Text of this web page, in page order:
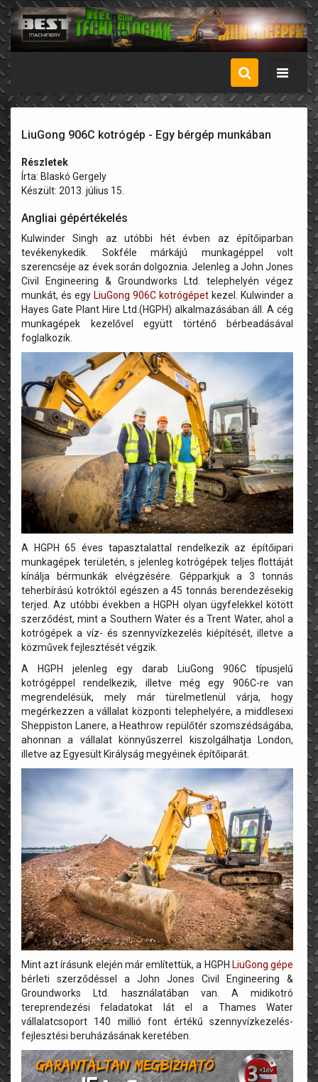
Menü
LiuGong 906C kotrógép - Egy bérgép munkában
Részletek
Írta: Blaskó Gergely
Készült: 2013. július 15.
Angliai gépértékelés
Kulwinder Singh az utóbbi hét évben az építőiparban
tevékenykedik. Sokféle márkájú munkagéppel volt
szerencséje az évek során dolgoznia. Jelenleg a John Jones
Civil Engineering & Groundworks Ltd. telephelyén végez
munkát, és egy LiuGong 906C kotrógépet kezel. Kulwinder a
Hayes Gate Plant Hire Ltd.(HGPH) alkalmazásában áll. A cég
munkagépek kezelővel együtt történő bérbeadásával
foglalkozik.
A HGPH 65 éves tapasztalattal rendelkezik az építőipari
munkagépek területén, s jelenleg kotrógépek teljes flottáját
kínálja bérmunkák elvégzésére. Gépparkjuk a 3 tonnás
teherbírású kotróktól egészen a 45 tonnás berendezésekig
terjed. Az utóbbi években a HGPH olyan ügyfelekkel kötött
szerződést, mint a Southern Water és a Trent Water, ahol a
kotrógépek a víz- és szennyvízkezelés kiépítését, illetve a
közművek fejlesztését végzik.
A HGPH jelenleg egy darab LiuGong 906C típusjelű
kotrógéppel rendelkezik, illetve még egy 906C-re van
megrendelésük, mely már türelmetlenül várja, hogy
megérkezzen a vállalat központi telephelyére, a middlesexi
Sheppiston Lanere, a Heathrow repülőtér szomszédságába,
ahonnan a vállalat könnyűszerrel kiszolgálhatja London,
illetve az Egyesült Királyság megyéinek építőiparát.
Mint azt írásunk elején már említettük, a HGPH LiuGong gépe
bérleti szerződéssel a John Jones Civil Engineering &
Groundworks Ltd. használatában van. A midikotró
tereprendezési feladatokat lát el a Thames Water
vállalatcsoport 140 millió font értékű szennyvízkezelés-
fejlesztési beruházásának keretében.